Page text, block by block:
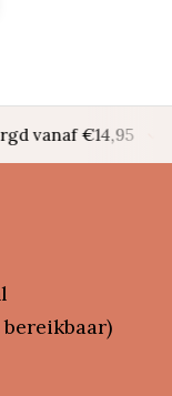
vanaf €14,95